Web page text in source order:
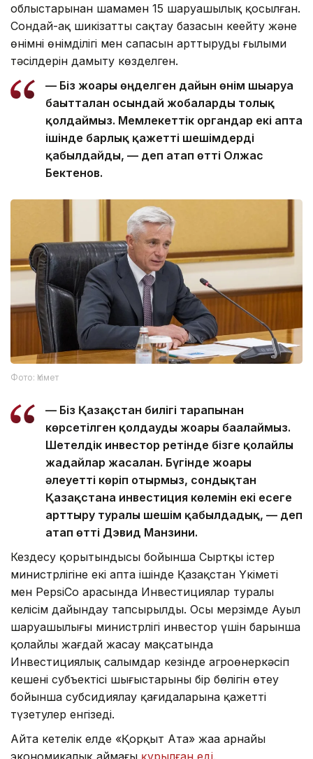
облыстарынан шамамен 15 шаруашылық қосылған.
Сондай-ақ шикізатты сақтау базасын кеңейту және
өнімнің өнімділігі мен сапасын арттырудың ғылыми
тәсілдерін дамыту көзделген.
— Біз жоғары өңделген дайын өнім шығаруға
бағытталған осындай жобаларды толық
қолдаймыз. Мемлекеттік органдар екі апта
ішінде барлық қажетті шешімдерді
қабылдайды, — деп атап өтті Олжас
Бектенов.
Фото: Үкімет
— Біз Қазақстан билігі тарапынан
көрсетілген қолдауды жоғары бағалаймыз.
Шетелдік инвестор ретінде бізге қолайлы
жағдайлар жасалған. Бүгінде жоғары
әлеуетті көріп отырмыз, сондықтан
Қазақстанға инвестиция көлемін екі есеге
арттыру туралы шешім қабылдадық, — деп
атап өтті Дэвид Манзини.
Кездесу қорытындысы бойынша Сыртқы істер
министрлігіне екі апта ішінде Қазақстан Үкіметі
мен PepsiCo арасында Инвестициялар туралы
келісім дайындау тапсырылды. Осы мерзімде Ауыл
шаруашылығы министрлігі инвестор үшін барынша
қолайлы жағдай жасау мақсатында
Инвестициялық салымдар кезінде агроөнеркәсіп
кешені субъектісі шығыстарының бір бөлігін өтеу
бойынша субсидиялау қағидаларына қажетті
түзетулер енгізеді.
Айта кетелік елде «Қорқыт Ата» жаңа арнайы
экономикалық аймағы құрылған еді